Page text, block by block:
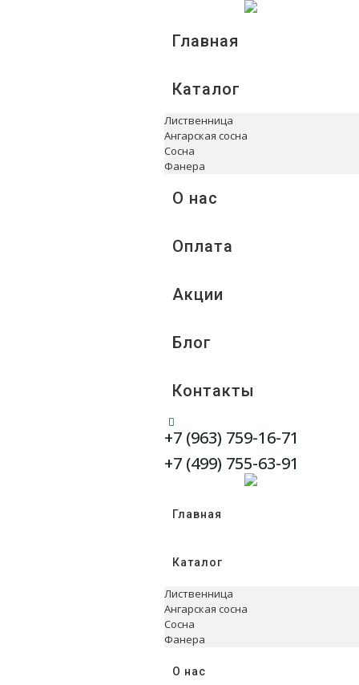
Главная
Каталог
Лиственница
Ангарская сосна
Сосна
Фанера
О нас
Оплата
Акции
Блог
Контакты
Telegram
WhatsApp
+7 (963) 759-16-71
+7 (499) 755-63-91
Главная
Каталог
Лиственница
Ангарская сосна
Сосна
Фанера
О нас